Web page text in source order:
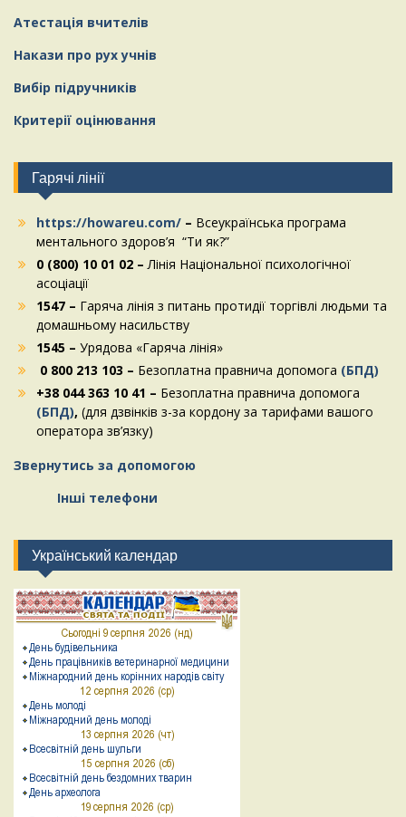
Атестація вчителів
Накази про рух учнів
Вибір підручників
Критерії оцінювання
Гарячі лінії
https://howareu.com/ – Всеукраїнська програма
ментального здоров’я “Ти як?”
0 (800) 10 01 02 –Лінія Національної психологічної
асоціації
1547 – Гаряча лінія з питань протидії торгівлі людьми та
домашньому насильству
1545 – Урядова «Гаряча лінія»
0 800 213 103 – Безоплатна правнича допомога (БПД)
+38 044 363 10 41 – Безоплатна правнича допомога
(БПД), (для дзвінків з-за кордону за тарифами вашого
оператора зв’язку)
Звернутись за допомогою
Інші телефони
Український календар